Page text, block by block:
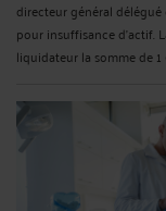
directeur général
pour insuffisance d’actif.
liquidateur la somme de 1